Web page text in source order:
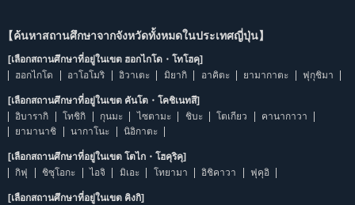
【ค้นหาสถานศึกษาจากจังหวัดทั้งหมดในประเทศญี่ปุ่น】
[เลือกสถานศึกษาที่อยู่ในเขต ฮอกไกโด・โทโฮคุ]
ฮอกไกโด
อาโอโมริ อิวาเตะ มิยากิ อาคิตะ ยามากาตะ ฟุกุชิมา
[เลือกสถานศึกษาที่อยู่ในเขต คันโต・โคชิเนทสึ]
อิบารากิ
โทชิกิ กุนมะ ไซตามะ ชิบะ โตเกียว
คานากาวา
ยามานาชิ
นากาโนะ นิอิกาตะ
[เลือกสถานศึกษาที่อยู่ในเขต โตไก・โฮคุริคุ]
กิฟุ
ชิซุโอกะ ไอจิ มิเอะ โทยามา อิชิคาวา ฟุคุอิ
[เลือกสถานศึกษาที่อยู่ในเขต คิงกิ]